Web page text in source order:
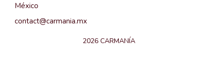
México
contact@carmania.mx
2026 CARMANÍA